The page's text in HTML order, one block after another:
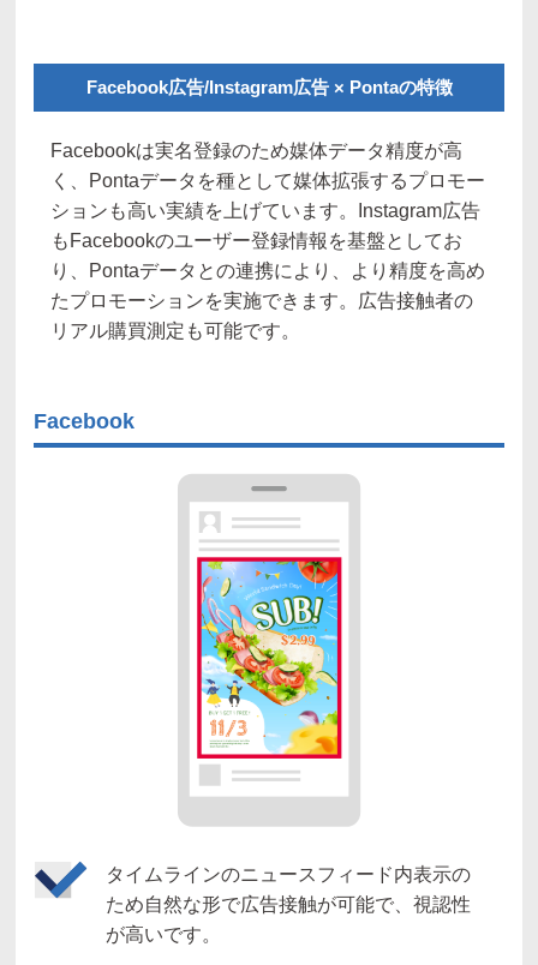
Facebook広告/Instagram広告 × Pontaの特徴
Facebookは実名登録のため媒体データ精度が高
く、Pontaデータを種として媒体拡張するプロモー
ションも高い実績を上げています。Instagram広告
もFacebookのユーザー登録情報を基盤としてお
り、Pontaデータとの連携により、より精度を高め
たプロモーションを実施できます。広告接触者の
リアル購買測定も可能です。
Facebook
タイムラインのニュースフィード内表示の
ため自然な形で広告接触が可能で、視認性
が高いです。